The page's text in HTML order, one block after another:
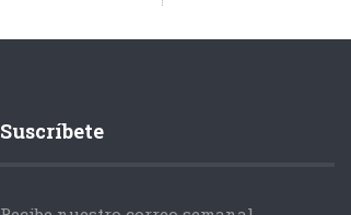
Suscríbete